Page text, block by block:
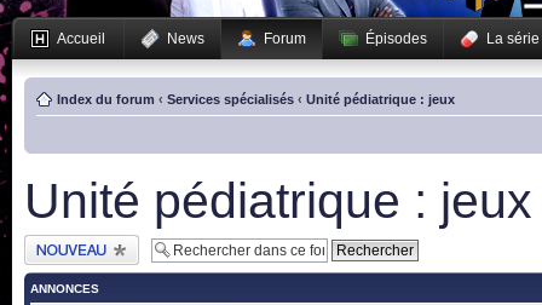
Accueil News Forum Épisodes La série
Index du forum ‹ Services spécialisés ‹ Unité pédiatrique : jeux
Unité pédiatrique : jeux
Publier un nouveau
sujet
ANNONCES